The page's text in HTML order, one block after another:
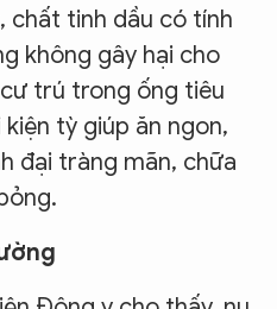
chất tinh dầu có tính
không gây hại cho
trú trong ống tiêu
kiện tỳ giúp ăn ngon,
đại tràng mãn, chữa